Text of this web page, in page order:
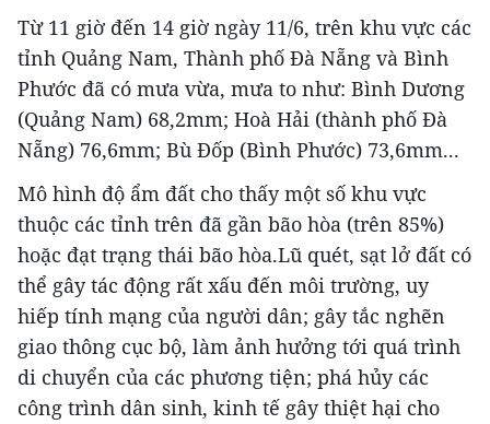
Từ 11 giờ đến 14 giờ ngày 11/6, trên khu vực các
tỉnh Quảng Nam, Thành phố Đà Nẵng và Bình
Phước đã có mưa vừa, mưa to như: Bình Dương
(Quảng Nam) 68,2mm; Hoà Hải (thành phố Đà
Nẵng) 76,6mm; Bù Đốp (Bình Phước) 73,6mm...
Mô hình độ ẩm đất cho thấy một số khu vực
thuộc các tỉnh trên đã gần bão hòa (trên 85%)
hoặc đạt trạng thái bão hòa.Lũ quét, sạt lở đất có
thể gây tác động rất xấu đến môi trường, uy
hiếp tính mạng của người dân; gây tắc nghẽn
giao thông cục bộ, làm ảnh hưởng tới quá trình
di chuyển của các phương tiện; phá hủy các
công trình dân sinh, kinh tế gây thiệt hại cho